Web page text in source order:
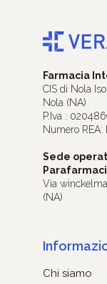
Farmacia
CIS di Nola
Nola (NA)
P.Iva :
Numero REA:
Sede
Via
(NA)
Chi siamo